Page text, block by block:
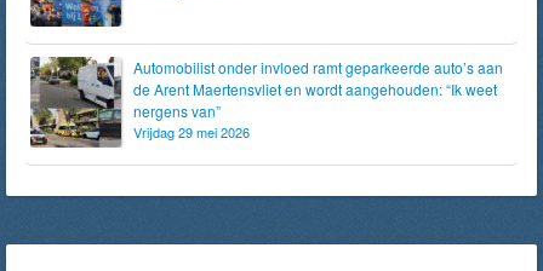
Automobilist onder invloed ramt geparkeerde auto’s aan
de Arent Maertensvliet en wordt aangehouden: “Ik weet
nergens van”
Vrijdag 29 mei 2026